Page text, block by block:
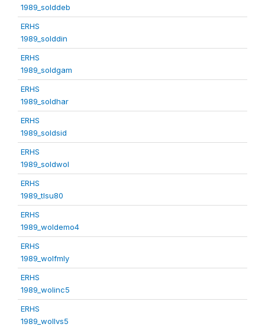
1989_solddeb
ERHS
1989_solddin
ERHS
1989_soldgam
ERHS
1989_soldhar
ERHS
1989_soldsid
ERHS
1989_soldwol
ERHS
1989_tlsu80
ERHS
1989_woldemo4
ERHS
1989_wolfmly
ERHS
1989_wolinc5
ERHS
1989_wollvs5